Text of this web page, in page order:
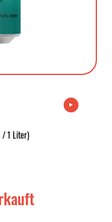
/ 1 Liter)